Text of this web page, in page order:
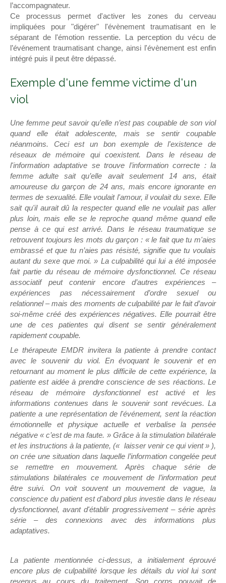
l’accompagnateur.
Ce processus permet d'activer les zones du cerveau
impliquées pour "digérer" l'évènement traumatisant en le
séparant de l'émotion ressentie. La perception du vécu de
l’événement traumatisant change, ainsi l'évènement est enfin
intégré puis il peut être dépassé.
Exemple d'une femme victime d'un
viol
Une femme peut savoir qu'elle n’est pas coupable de son viol
quand elle était adolescente, mais se sentir coupable
néanmoins. Ceci est un bon exemple de l'existence de
réseaux de mémoire qui coexistent. Dans le réseau de
l'information adaptative se trouve l’information correcte : la
femme adulte sait qu’elle avait seulement 14 ans, était
amoureuse du garçon de 24 ans, mais encore ignorante en
termes de sexualité. Elle voulait l'amour, il voulait du sexe. Elle
sait qu'il aurait dû la respecter quand elle ne voulait pas aller
plus loin, mais elle se le reproche quand même quand elle
pense à ce qui est arrivé. Dans le réseau traumatique se
retrouvent toujours les mots du garçon : « le fait que tu m'aies
embrassé et que tu n’aies pas résisté, signifie que tu voulais
autant du sexe que moi. » La culpabilité qui lui a été imposée
fait partie du réseau de mémoire dysfonctionnel. Ce réseau
associatif peut contenir encore d’autres expériences –
expériences pas nécessairement d’ordre sexuel ou
relationnel – mais des moments de culpabilité par le fait d’avoir
soi-même créé des expériences négatives. Elle pourrait être
une de ces patientes qui disent se sentir généralement
rapidement coupable.
Le thérapeute EMDR invitera la patiente à prendre contact
avec le souvenir du viol. En évoquant le souvenir et en
retournant au moment le plus difficile de cette expérience, la
patiente est aidée à prendre conscience de ses réactions. Le
réseau de mémoire dysfonctionnel est activé et les
informations contenues dans le souvenir sont revécues. La
patiente a une représentation de l'événement, sent la réaction
émotionnelle et physique actuelle et verbalise la pensée
négative « c’est de ma faute. » Grâce à la stimulation bilatérale
et les instructions à la patiente, (« laisser venir ce qui vient » ),
on crée une situation dans laquelle l’information congelée peut
se remettre en mouvement. Après chaque série de
stimulations bilatérales ce mouvement de l’information peut
être suivi. On voit souvent un mouvement de vague, la
conscience du patient est d'abord plus investie dans le réseau
dysfonctionnel, avant d'établir progressivement – série après
série – des connexions avec des informations plus
adaptatives.
La patiente mentionnée ci-dessus, a initialement éprouvé
encore plus de culpabilité lorsque les détails du viol lui sont
revenus au cours du traitement. Son corps pouvait de